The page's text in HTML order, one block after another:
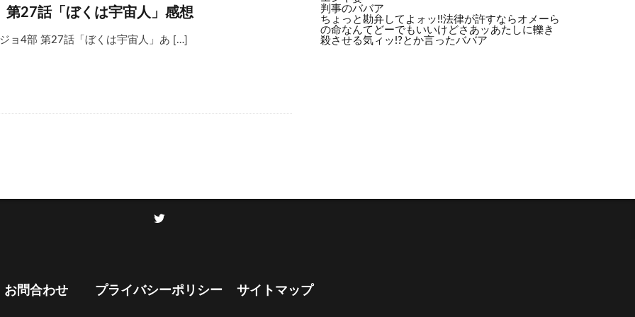
27話「ぼくは宇宙人」感想
ョ4部 第27話「ぼくは宇宙人」あ […]
判事のババア
ちょっと勘弁してよォッ!!法律が許すならオメーら
の命なんてどーでもいいけどさあッあたしに轢き
殺させる気ィッ!?とか言ったババア
お問合わせ プライバシーポリシー サイトマップ